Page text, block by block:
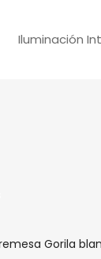
Iluminación